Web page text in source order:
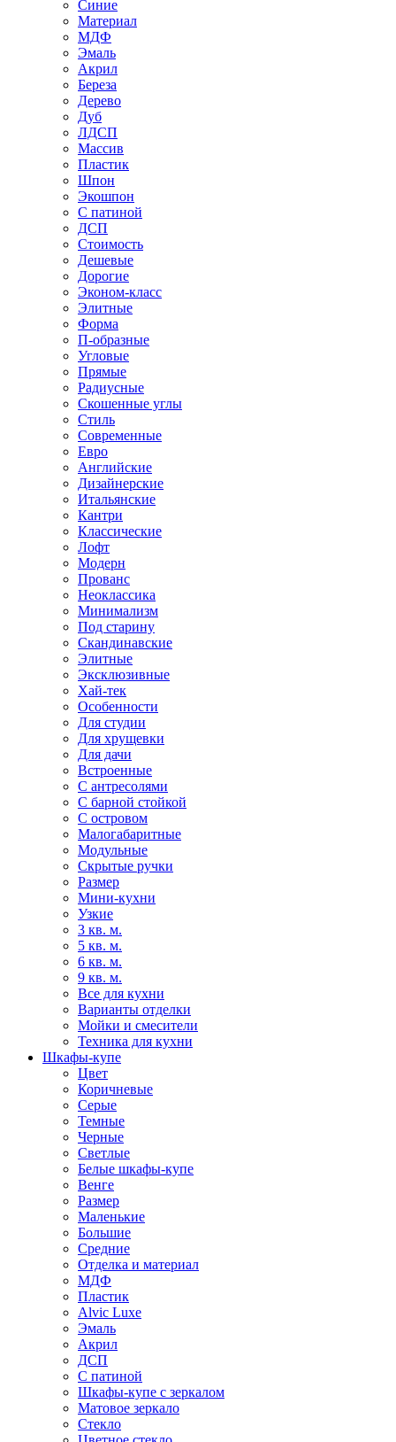
Синие
Материал
МДФ
Эмаль
Акрил
Береза
Дерево
Дуб
ЛДСП
Массив
Пластик
Шпон
Экошпон
С патиной
ДСП
Стоимость
Дешевые
Дорогие
Эконом-класс
Элитные
Форма
П-образные
Угловые
Прямые
Радиусные
Скошенные углы
Стиль
Современные
Евро
Английские
Дизайнерские
Итальянские
Кантри
Классические
Лофт
Модерн
Прованс
Неоклассика
Минимализм
Под старину
Скандинавские
Элитные
Эксклюзивные
Хай-тек
Особенности
Для студии
Для хрущевки
Для дачи
Встроенные
С антресолями
С барной стойкой
С островом
Малогабаритные
Модульные
Скрытые ручки
Размер
Мини-кухни
Узкие
3 кв. м.
5 кв. м.
6 кв. м.
9 кв. м.
Все для кухни
Варианты отделки
Мойки и смесители
Техника для кухни
Шкафы-купе
Цвет
Коричневые
Серые
Темные
Черные
Светлые
Белые шкафы-купе
Венге
Размер
Маленькие
Большие
Средние
Отделка и материал
МДФ
Пластик
Alvic Luxe
Эмаль
Акрил
ДСП
С патиной
Шкафы-купе с зеркалом
Матовое зеркало
Стекло